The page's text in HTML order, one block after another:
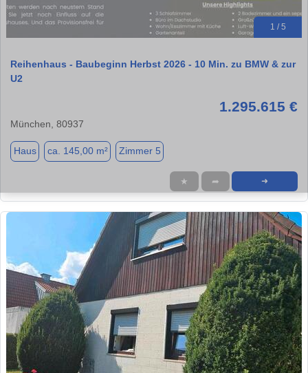
1 / 5
Reihenhaus - Baubeginn Herbst 2026 - 10 Min. zu BMW & zur
U2
1.295.615 €
München, 80937
Haus ca. 145,00 m² Zimmer 5
★ ➦ ➜